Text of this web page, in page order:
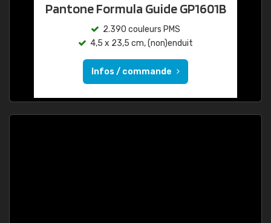
Pantone Formula Guide GP1601B
2.390 couleurs PMS
4,5 x 23,5 cm, (non)enduit
Infos / commande